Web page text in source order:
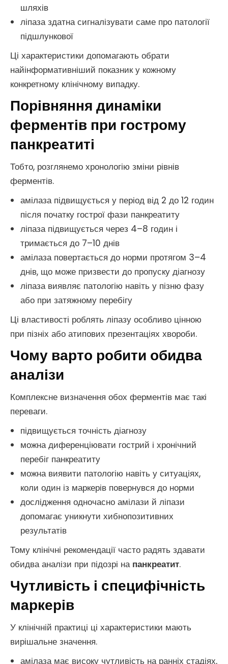
шляхів
ліпаза здатна сигналізувати саме про патології
підшлункової
Ці характеристики допомагають обрати
найінформативніший показник у кожному
конкретному клінічному випадку.
Порівняння динаміки
ферментів при гострому
панкреатиті
Тобто, розглянемо хронологію зміни рівнів
ферментів.
амілаза підвищується у період від 2 до 12 годин
після початку гострої фази панкреатиту
ліпаза підвищується через 4–8 годин і
тримається до 7–10 днів
амілаза повертається до норми протягом 3–4
днів, що може призвести до пропуску діагнозу
ліпаза виявляє патологію навіть у пізню фазу
або при затяжному перебігу
Ці властивості роблять ліпазу особливо цінною
при пізніх або атипових презентаціях хвороби.
Чому варто робити обидва
аналізи
Комплексне визначення обох ферментів має такі
переваги.
підвищується точність діагнозу
можна диференціювати гострий і хронічний
перебіг панкреатиту
можна виявити патологію навіть у ситуаціях,
коли один із маркерів повернувся до норми
дослідження одночасно амілази й ліпази
допомагає уникнути хибнопозитивних
результатів
Тому клінічні рекомендації часто радять здавати
обидва аналізи при підозрі на панкреатит.
Чутливість і специфічність
маркерів
У клінічній практиці ці характеристики мають
вирішальне значення.
амілаза має високу чутливість на ранніх стадіях,